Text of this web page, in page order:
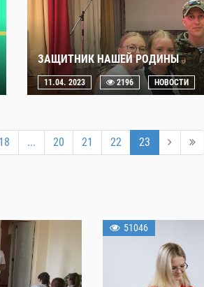
ЗАЩИТНИК НАШЕЙ РОДИНЫ
11.04. 2023 2196 НОВОСТИ
18 ... 20 21 22 23
51046